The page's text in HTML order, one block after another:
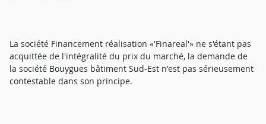
La société Financement réalisation «'Finareal'» ne s'étant pas
acquittée de l'intégralité du prix du marché, la demande de
la société Bouygues bâtiment Sud-Est n'est pas sérieusement
contestable dans son principe.